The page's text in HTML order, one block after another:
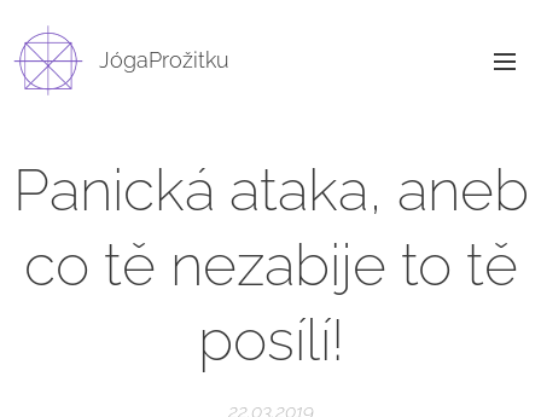
JógaProžitku
Panická ataka, aneb
co tě nezabije to tě
posílí!
22.03.2019